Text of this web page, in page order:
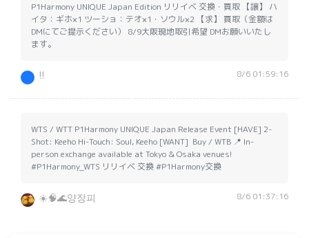
P1Harmony UNIQUE Japan Edition リリイベ 交換・買取 【譲】 ハ
イタ：ギホ×1 ツーショ：テオ×1・ソウル×2 【求】 買取（金額は
DMにてご提示ください） 8/9大阪現地取引希望 DMお願いいたし
ます。
!! 8/6 01:59:16
WTS / WTT P1Harmony UNIQUE Japan Release Event ​[HAVE] ​2-
Shot: Keeho ​Hi-Touch: Soul, Keeho ​[WANT] ​ Buy / WTB ​📍 In-
person exchange available at Tokyo & Osaka venues!
#P1Harmony_WTS リリイベ 交換 #P1Harmony交換
☀️🧠🌊양장피 8/6 01:37:16